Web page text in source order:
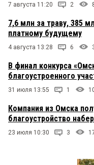
7 августа 11:20 2
7,6 млн за траву, 385
платному будущему
4 августа 13:28 6
В финал конкурса
благоустроенного
31 июля 13:55 1
Компания из Омска
благоустройство
23 июля 10:30 3